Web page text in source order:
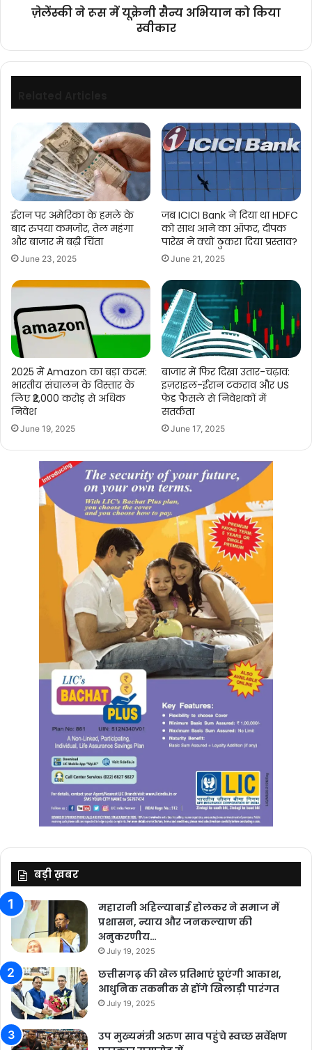
ज़ेलेंस्की ने रूस में यूक्रेनी सैन्य अभियान को किया
स्वीकार
ईरान पर अमेरिका के हमले के
बाद रुपया कमजोर, तेल महंगा
और बाजार में बढ़ी चिंता
June 23, 2025
जब ICICI Bank ने दिया था HDFC
को साथ आने का ऑफर, दीपक
पारेख ने क्यों ठुकरा दिया प्रस्ताव?
June 21, 2025
2025 में Amazon का बड़ा कदम:
भारतीय संचालन के विस्तार के
लिए ₹2,000 करोड़ से अधिक
निवेश
June 19, 2025
बाजार में फिर दिखा उतार-चढ़ाव:
इज़राइल-ईरान टकराव और US
फेड फैसले से निवेशकों में
सतर्कता
June 17, 2025
बड़ी ख़बर
महारानी अहिल्याबाई होलकर ने समाज में
प्रशासन, न्याय और जनकल्याण की
अनुकरणीय…
July 19, 2025
छत्तीसगढ़ की खेल प्रतिभाएं छूएंगी आकाश,
आधुनिक तकनीक से होंगे खिलाड़ी पारंगत
July 19, 2025
उप मुख्यमंत्री अरुण साव पहुंचे स्वच्छ सर्वेक्षण